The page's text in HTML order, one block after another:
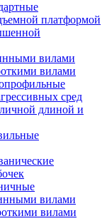
платформой
вилами
вилами
сред
длиной и
вилами
вилами